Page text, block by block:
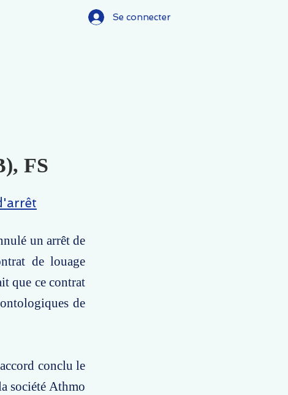
Se connecter
FS
un arrêt de
de louage
que ce contrat
de
conclu le
société Athmo